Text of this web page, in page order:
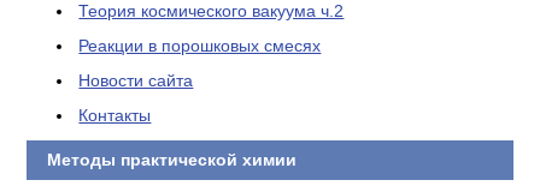
Теория космического вакуума ч.2
Реакции в порошковых смесях
Новости сайта
Контакты
Методы практической химии